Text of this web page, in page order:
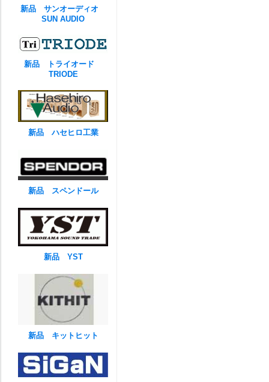
新品 サンオーディオ
SUN AUDIO
新品 トライオード
TRIODE
新品 ハセヒロ工業
新品 スペンドール
新品 YST
新品 キットヒット